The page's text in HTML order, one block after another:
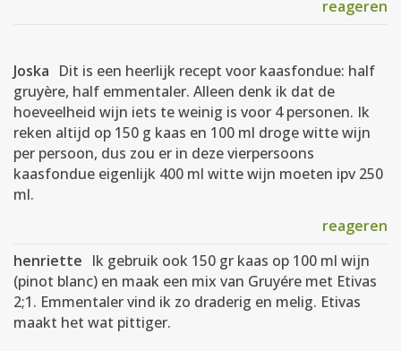
reageren
Joska Dit is een heerlijk recept voor kaasfondue: half
gruyère, half emmentaler. Alleen denk ik dat de
hoeveelheid wijn iets te weinig is voor 4 personen. Ik
reken altijd op 150 g kaas en 100 ml droge witte wijn
per persoon, dus zou er in deze vierpersoons
kaasfondue eigenlijk 400 ml witte wijn moeten ipv 250
ml.
reageren
henriette Ik gebruik ook 150 gr kaas op 100 ml wijn
(pinot blanc) en maak een mix van Gruyére met Etivas
2;1. Emmentaler vind ik zo draderig en melig. Etivas
maakt het wat pittiger.